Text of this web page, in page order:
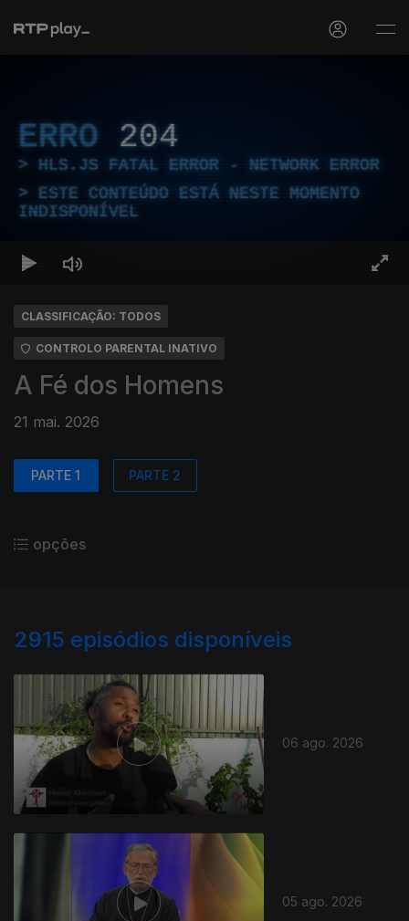
ERRO 204
HLS.JS FATAL ERROR - NETWORK ERROR
ESTE CONTEÚDO ESTÁ NESTE MOMENTO
INDISPONÍVEL
CLASSIFICAÇÃO: TODOS
CONTROLO PARENTAL INATIVO
A Fé dos Homens
21 mai. 2026
PARTE 1 PARTE 2
opções
2915 episódios disponíveis
06 ago. 2026
05 ago. 2026